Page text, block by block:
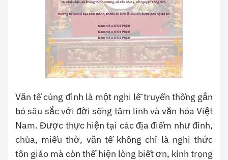
Văn tế cúng đình là một nghi lễ truyền thống gắn
bó sâu sắc với đời sống tâm linh và văn hóa Việt
Nam. Được thực hiện tại các địa điểm như đình,
chùa, miếu thờ, văn tế không chỉ là nghi thức
tôn giáo mà còn thể hiện lòng biết ơn, kính trọng